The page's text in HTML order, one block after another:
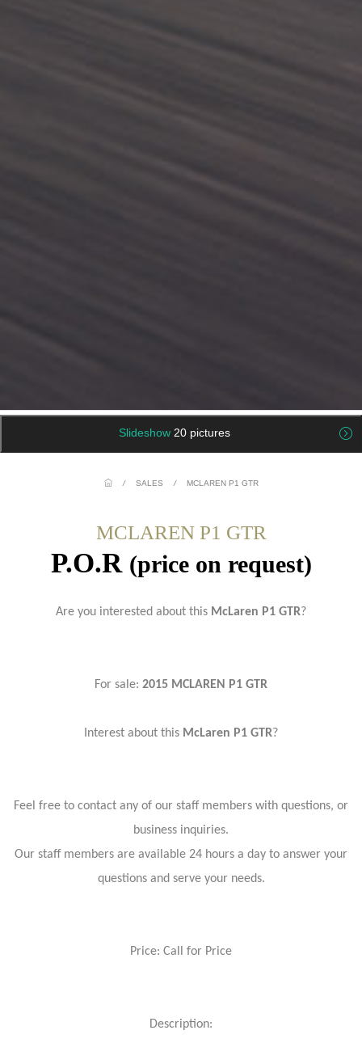
Slideshow 20 pictures
/ SALES / MCLAREN P1 GTR
MCLAREN P1 GTR
P.O.R (price on request)
Are you interested about this McLaren P1 GTR?
For sale: 2015 MCLAREN P1 GTR
Interest about this McLaren P1 GTR?
Feel free to contact any of our staff members with questions, or
business inquiries.
Our staff members are available 24 hours a day to answer your
questions and serve your needs.
Price: Call for Price
Description: